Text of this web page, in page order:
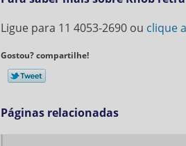
Ligue para 11 4053-2690 ou clique
Gostou? compartilhe!
Páginas relacionadas